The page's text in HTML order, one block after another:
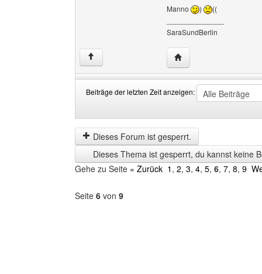
Manno )
((
SaraSundBerlin
↑ Website dieses
Beiträge der letzten Zeit anzeigen:
der
letzten
Zeit
anzeigen
by
Dieses Forum ist gesperrt.
Dieses Thema ist gesperrt, du kannst keine
Gehe zu Seite « Zurück 1 , 2, 3, 4, 5, 6, 7, 8, 9
Seite 6 von 9